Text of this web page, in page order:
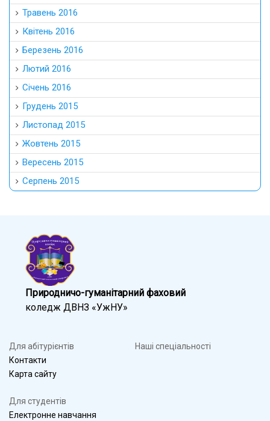
Травень 2016
Квітень 2016
Березень 2016
Лютий 2016
Січень 2016
Грудень 2015
Листопад 2015
Жовтень 2015
Вересень 2015
Серпень 2015
Природничо-гуманітарний фаховий
коледж ДВНЗ «УжНУ»
Для абітурієнтів
Контакти
Карта сайту
Наші спеціальності
Для студентів
Електронне навчання